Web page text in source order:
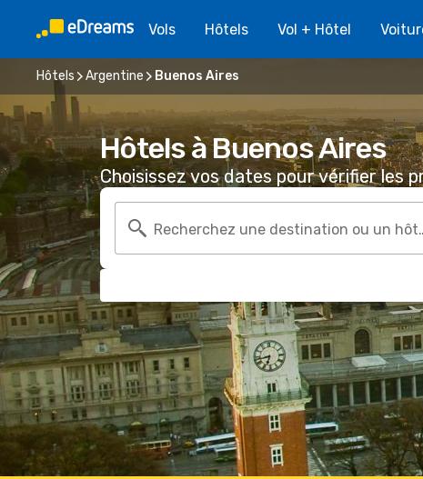
Vols Hôtels Vol + Hôtel
Hôtels Argentine Buenos Aires
Hôtels à Buenos Aires
Choisissez vos dates pour vérifier les
Recherchez